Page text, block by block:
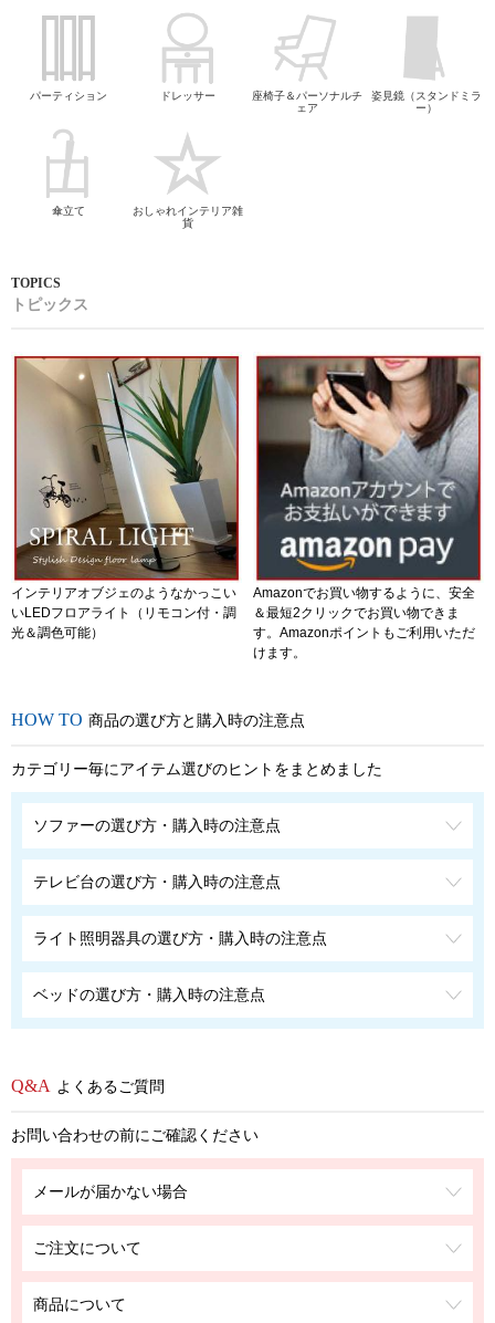
パーティション ドレッサー
座椅子＆パーソナルチ
ェア
姿見鏡（スタンドミラ
ー）
傘立て
おしゃれインテリア雑
貨
トピックス
インテリアオブジェのようなかっこい
いLEDフロアライト（リモコン付・調
光＆調色可能）
Amazonでお買い物するように、安全
＆最短2クリックでお買い物できま
す。Amazonポイントもご利用いただ
けます。
商品の選び方と購入時の注意点
カテゴリー毎にアイテム選びのヒントをまとめました
ソファーの選び方・購入時の注意点
テレビ台の選び方・購入時の注意点
ライト照明器具の選び方・購入時の注意点
ベッドの選び方・購入時の注意点
よくあるご質問
お問い合わせの前にご確認ください
メールが届かない場合
ご注文について
商品について